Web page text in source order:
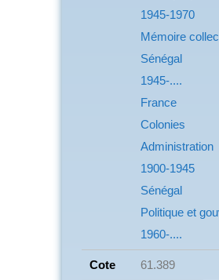
1945-1970
Mémoire
Sénégal
1945-....
France
Colonies
Administration
1900-1945
Sénégal
Politique et
1960-....
Cote 61.389